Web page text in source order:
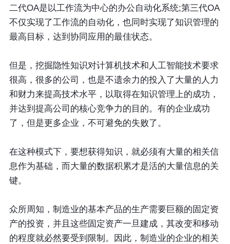
二代OA是以工作流为中心的办公自动化系统;第三代OA
不仅实现了工作流的自动化，也同时实现了知识管理的
最高目标，达到协同应用的最佳状态。
但是，挖掘隐性知识对计算机技术和人工智能技术要求
很高，很多的公司，也是不遗余力的投入了大量的人力
和财力来提高技术水平，以取得在知识管理上的成功，
并达到提高公司的核心竞争力的目的。有的企业成功
了，但是更多企业，不可避免的失败了。
在这种模式下，要想获得知识，就必须有大量的相关信
息作为基础，而大量的数据积累才是活的大量信息的关
键。
众所周知，制造业的基本产品的生产需要巨额的固定资
产的投资，并且这些固定资产一旦建成，其改变和移动
的程度就必然要受到限制。因此，制造业的企业的相关